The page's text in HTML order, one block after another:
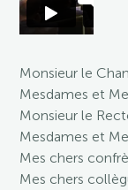
Monsieur le
Mesdames et
Monsieur le
Mesdames et
Mes chers
Mes chers